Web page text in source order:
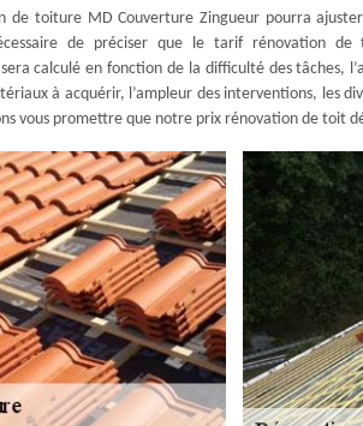
de toiture MD Couverture Zingueur pourra
de préciser que le tarif rénovation de
calculé en fonction de la difficulté des tâches,
à acquérir, l’ampleur des interventions, les
vous promettre que notre prix rénovation de toit